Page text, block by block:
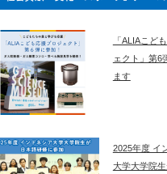
「ALIAこど
ェクト」第6
ます
2025年度 イ
大学大学院